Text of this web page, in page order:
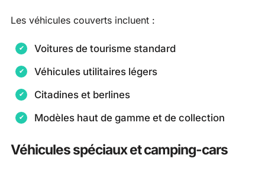
Les véhicules couverts incluent :
Voitures de tourisme standard
Véhicules utilitaires légers
Citadines et berlines
Modèles haut de gamme et de collection
Véhicules spéciaux et camping-cars